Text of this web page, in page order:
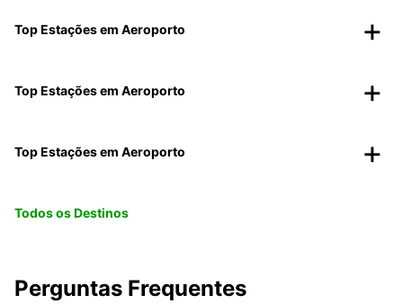
Top Estações em Aeroporto
Top Estações em Aeroporto
Top Estações em Aeroporto
Todos os Destinos
Perguntas Frequentes